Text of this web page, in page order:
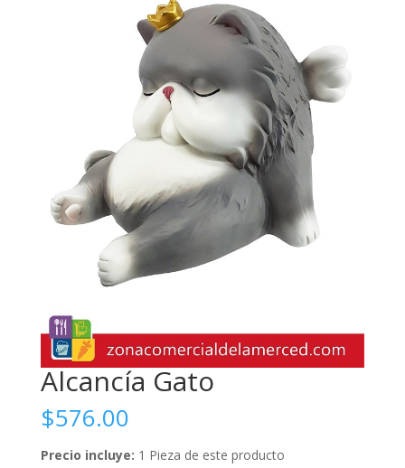
Alcancía Gato
$576.00
Precio incluye: 1 Pieza de este producto